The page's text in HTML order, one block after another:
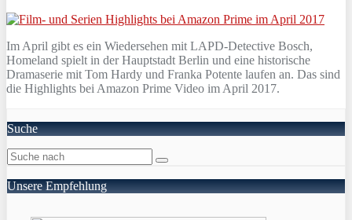
Im April gibt es ein Wiedersehen mit LAPD-Detective Bosch,
Homeland spielt in der Hauptstadt Berlin und eine historische
Dramaserie mit Tom Hardy und Franka Potente laufen an. Das sind
die Highlights bei Amazon Prime Video im April 2017.
Suche
Unsere Empfehlung